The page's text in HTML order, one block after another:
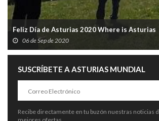
Feliz Día de Asturias 2020 Where is Asturias
06 de Sep de 2020
SUSCRÍBETE A ASTURIAS MUNDIAL
Recibe directamente en tu buzón nuestras noticias